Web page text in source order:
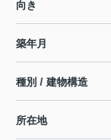
向き
築年月
種別 / 建物構造
所在地